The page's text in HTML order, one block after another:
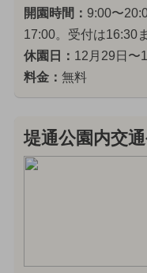
開園時間： 9:00〜
17:00。受付は16:30
休園日： 12月29日〜
料金： 無料
堤通公園内交